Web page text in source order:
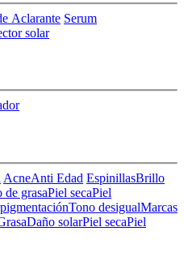
Aclarante Serum
solar
AcneAnti Edad EspinillasBrillo
de grasaPiel secaPiel
Tono desigualMarcas
Daño solarPiel secaPiel